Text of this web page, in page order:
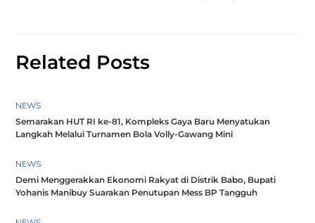
Related Posts
NEWS
Semarakan HUT RI ke-81, Kompleks Gaya Baru Menyatukan
Langkah Melalui Turnamen Bola Volly-Gawang Mini
NEWS
Demi Menggerakkan Ekonomi Rakyat di Distrik Babo, Bupati
Yohanis Manibuy Suarakan Penutupan Mess BP Tangguh